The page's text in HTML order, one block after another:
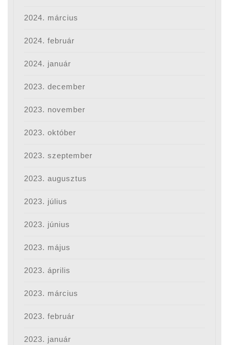
2024. március
2024. február
2024. január
2023. december
2023. november
2023. október
2023. szeptember
2023. augusztus
2023. július
2023. június
2023. május
2023. április
2023. március
2023. február
2023. január